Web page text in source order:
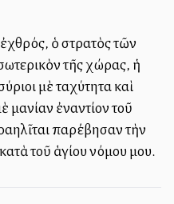
ὁ στρατὸς τῶν
τῆς χώρας, ἡ
μὲ ταχύτητα καὶ
μανίαν ἐναντίον τοῦ
παρέβησαν τὴν
τοῦ ἁγίου νόμου μου.